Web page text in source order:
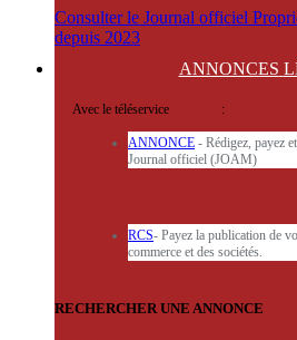
Consulter le Journal officiel
depuis 2023
ANNONCES
Avec le téléservice :
ANNONCE - Rédigez, payez
Journal officiel (JOAM)
RCS- Payez la publication de
commerce et des sociétés.
RECHERCHER UNE ANNONCE